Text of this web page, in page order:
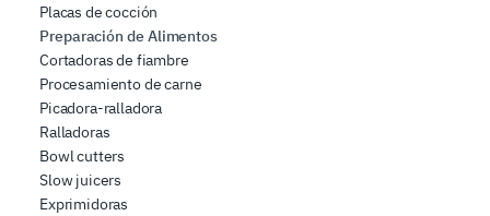
Placas de cocción
Preparación de Alimentos
Cortadoras de fiambre
Procesamiento de carne
Picadora-ralladora
Ralladoras
Bowl cutters
Slow juicers
Exprimidoras